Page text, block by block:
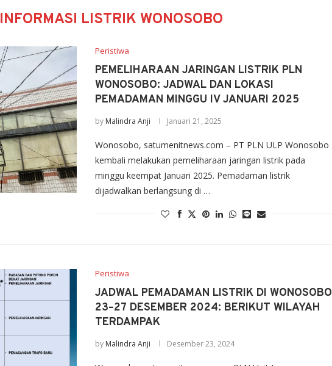
INFORMASI LISTRIK WONOSOBO
Peristiwa
PEMELIHARAAN JARINGAN LISTRIK PLN
WONOSOBO: JADWAL DAN LOKASI
PEMADAMAN MINGGU IV JANUARI 2025
by Malindra Anji Januari 21, 2025
Wonosobo, satumenitnews.com – PT PLN ULP Wonosobo
kembali melakukan pemeliharaan jaringan listrik pada
minggu keempat Januari 2025. Pemadaman listrik
dijadwalkan berlangsung di …
Peristiwa
JADWAL PEMADAMAN LISTRIK DI WONOSOBO
23–27 DESEMBER 2024: BERIKUT WILAYAH
TERDAMPAK
by Malindra Anji Desember 23, 2024